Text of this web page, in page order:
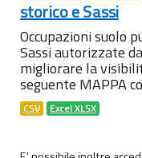
storico e Sassi
Occupazioni suolo
Sassi autorizzate
migliorare la
seguente MAPPA
CSV Excel XLSX